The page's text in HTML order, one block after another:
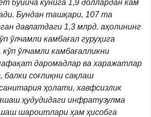
бўйича кунига 1,9 доллардан кам
Бундан ташқари, 107 та
давлатдаги 1,3 млрд. аҳолининг
ўлчамли камбағал гуруҳига
ўлчамли камбағалликни
даромадлар ва харажатлар
балки соғлиқни сақлаш
ҳолати, хавфсизлик
ҳудудидаги инфратузулма
шароитлари ҳам ҳисобга